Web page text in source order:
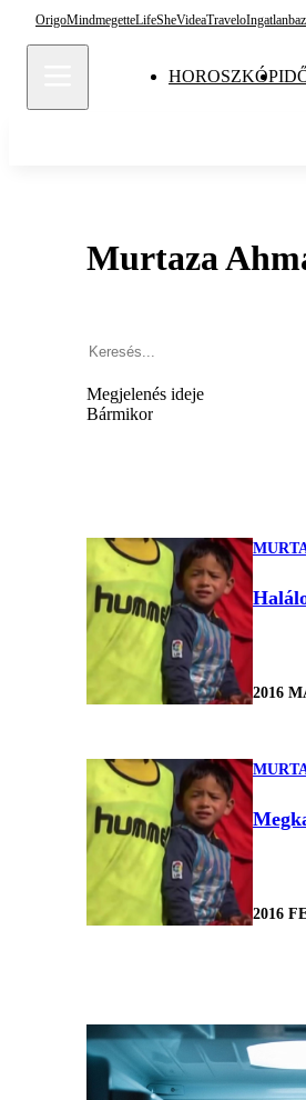
OrigoMindmegetteLifeSheVideaTravelo
HOROSZKÓP
Murtaza
Megjelenés ideje
Bármikor
2016
2016